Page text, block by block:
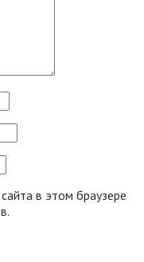
в этом браузере